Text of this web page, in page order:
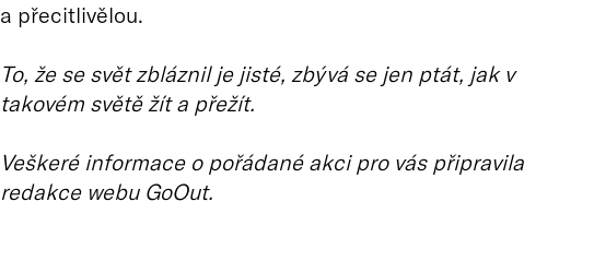
a přecitlivělou.
To, že se svět zbláznil je jisté, zbývá se jen ptát, jak v
takovém světě žít a přežít.
Veškeré informace o pořádané akci pro vás připravila
redakce webu GoOut.